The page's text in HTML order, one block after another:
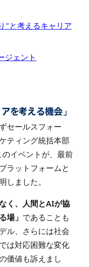
”と考えるキャリア
ジェント
を考える機会」
セールスフォー
ティング統括本部
イベントが、最前
ラットフォームと
しました。
く、人間とAIが協
場」 であることも
ル、さらには社会
は対応困難な変化
価値も訴えまし